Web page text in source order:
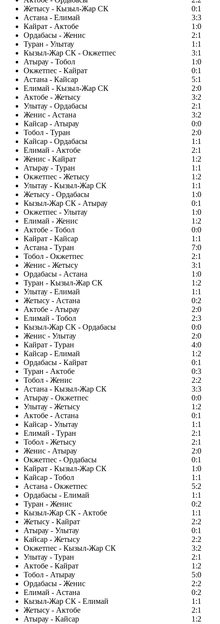
Жетысу - Кызыл-Жар СК
0:1
Астана - Елимай
3:3
Кайрат - Актобе
1:0
Ордабасы - Женис
2:1
Туран - Улытау
1:1
Кызыл-Жар СК - Окжетпес
3:1
Атырау - Тобол
1:0
Окжетпес - Кайрат
0:1
Астана - Кайсар
5:1
Елимай - Кызыл-Жар СК
2:0
Актобе - Жетысу
3:2
Улытау - Ордабасы
2:1
Женис - Астана
3:2
Кайсар - Атырау
0:0
Тобол - Туран
2:0
Кайсар - Ордабасы
1:1
Елимай - Актобе
2:1
Женис - Кайрат
1:2
Атырау - Туран
1:1
Окжетпес - Жетысу
1:2
Улытау - Кызыл-Жар СК
1:1
Жетысу - Ордабасы
1:0
Кызыл-Жар СК - Атырау
0:1
Окжетпес - Улытау
1:0
Елимай - Женис
1:2
Актобе - Тобол
0:0
Кайрат - Кайсар
1:1
Астана - Туран
7:0
Тобол - Окжетпес
2:1
Женис - Жетысу
3:1
Ордабасы - Астана
1:0
Туран - Кызыл-Жар СК
1:2
Улытау - Елимай
1:1
Жетысу - Астана
0:2
Актобе - Атырау
2:0
Елимай - Тобол
2:3
Кызыл-Жар СК - Ордабасы
0:0
Женис - Улытау
2:0
Кайрат - Туран
4:0
Кайсар - Елимай
1:2
Ордабасы - Кайрат
0:1
Туран - Актобе
0:3
Тобол - Женис
2:2
Астана - Кызыл-Жар СК
3:3
Атырау - Окжетпес
0:0
Улытау - Жетысу
1:2
Актобе - Астана
0:1
Кайсар - Улытау
1:1
Елимай - Туран
2:1
Тобол - Жетысу
2:1
Женис - Атырау
2:0
Окжетпес - Ордабасы
0:1
Кайрат - Кызыл-Жар СК
1:0
Кайсар - Тобол
1:1
Астана - Окжетпес
5:2
Ордабасы - Елимай
1:1
Туран - Женис
0:2
Кызыл-Жар СК - Актобе
1:1
Жетысу - Кайрат
2:2
Атырау - Улытау
0:1
Кайсар - Жетысу
2:2
Окжетпес - Кызыл-Жар СК
3:2
Улытау - Туран
2:1
Актобе - Кайрат
1:2
Тобол - Атырау
5:0
Ордабасы - Женис
2:2
Елимай - Астана
0:2
Кызыл-Жар СК - Елимай
1:1
Жетысу - Актобе
2:1
Атырау - Кайсар
1:2